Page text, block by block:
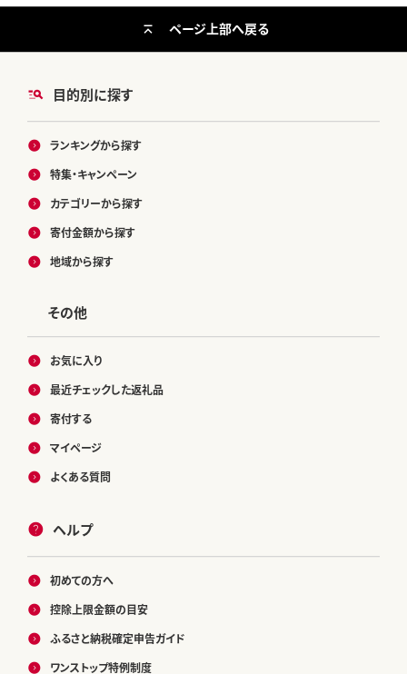
目的別に探す
ランキングから探す
特集・キャンペーン
カテゴリーから探す
寄付金額から探す
地域から探す
その他
お気に入り
最近チェックした返礼品
寄付する
マイページ
よくある質問
ヘルプ
初めての方へ
控除上限金額の目安
ふるさと納税確定申告ガイド
ワンストップ特例制度
ページ上部へ戻る